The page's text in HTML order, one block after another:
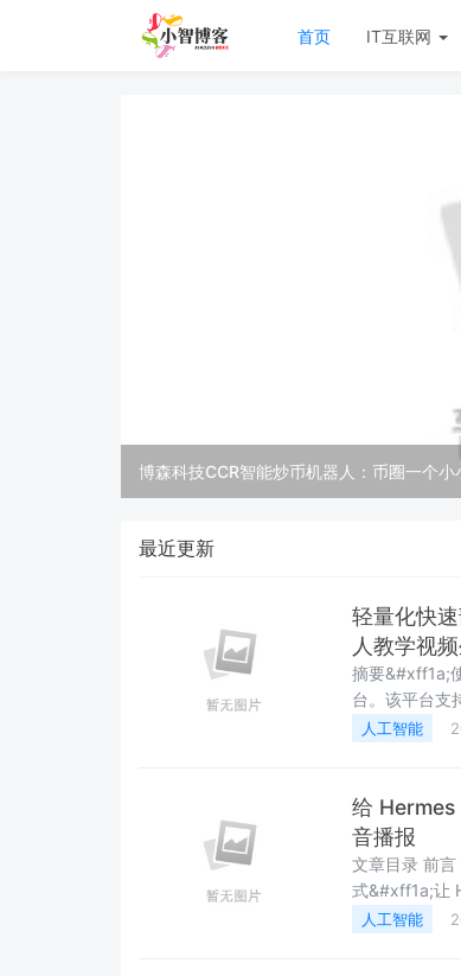
首页 IT互联网
博森科技CCR智能炒币机器人：币圈一个小
最近更新
轻量化快
人教学视
摘要&#xff1a;
台。该平台
分钟生成1分
人工智能
给 Hermes
音播报
文章目录 前言 1 hermes-web-ui 是什么&#xff1f; 2 开始安装hermes-web-ui 2.1 推荐方
式&#xff1a;让
手体验 4 使用 cpolar 实现公网
人工智能